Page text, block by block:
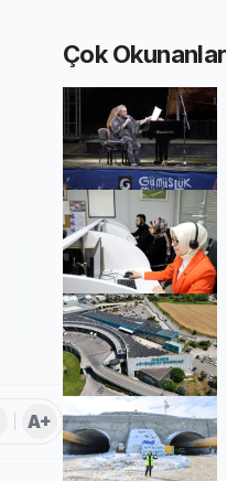
A+
Çok Okunanlar